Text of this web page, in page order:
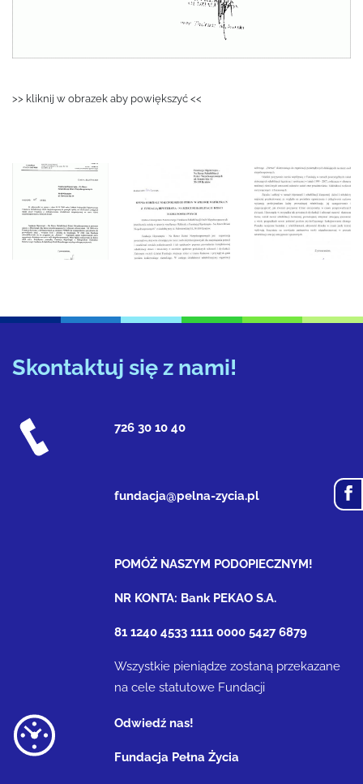
>> kliknij w obrazek aby powiększyć <<
Skontaktuj się z nami!
726 30 10 40
fundacja@pelna-zycia.pl
POMÓŻ NASZYM PODOPIECZNYM!
NR KONTA: Bank PEKAO S.A.
81 1240 4533 1111 0000 5427 6879
Wszystkie pieniądze zostaną przekazane
na cele statutowe Fundacji
Odwiedź nas!
Fundacja Pełna Życia